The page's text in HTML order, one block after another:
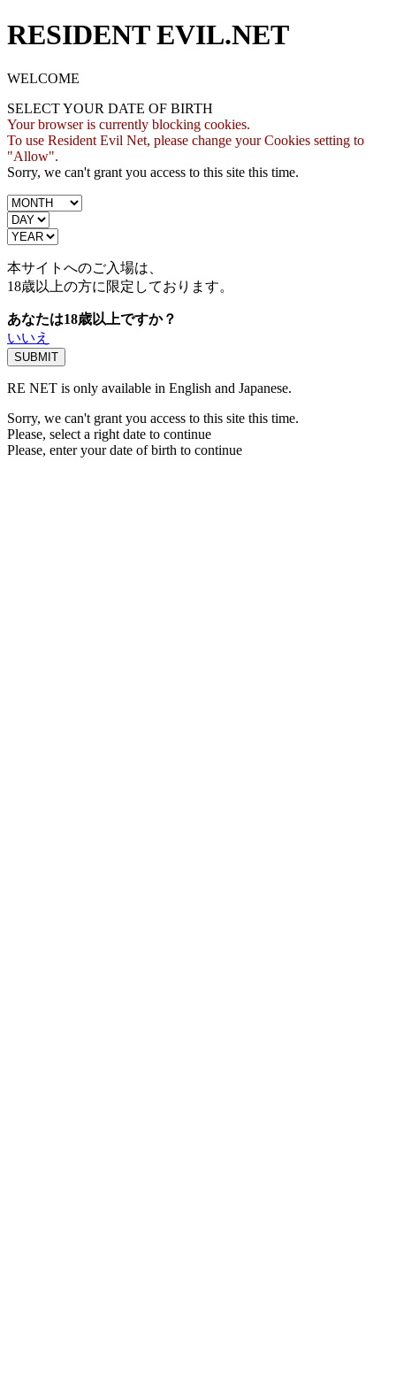
RESIDENT EVIL.NET
WELCOME
SELECT YOUR DATE OF BIRTH
Your browser is currently blocking cookies.
To use Resident Evil Net, please change your Cookies setting to
"Allow".
Sorry, we can't grant you access to this site this time.
本サイトへのご入場は、
18歳以上の方に限定しております。
あなたは18歳以上ですか？
いいえ
RE NET is only available in English and Japanese.
Sorry, we can't grant you access to this site this time.
Please, select a right date to continue
Please, enter your date of birth to continue